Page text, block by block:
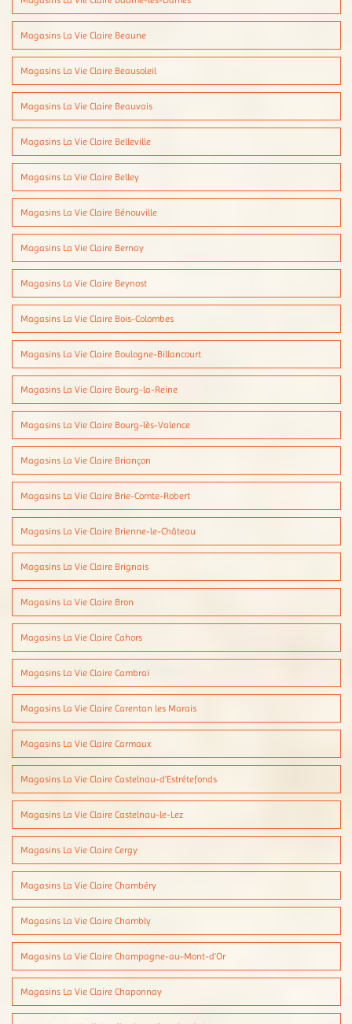
Magasins La Vie Claire Beaune
Magasins La Vie Claire Beausoleil
Magasins La Vie Claire Beauvais
Magasins La Vie Claire Belleville
Magasins La Vie Claire Belley
Magasins La Vie Claire Bénouville
Magasins La Vie Claire Bernay
Magasins La Vie Claire Beynost
Magasins La Vie Claire Bois-Colombes
Magasins La Vie Claire Boulogne-Billancourt
Magasins La Vie Claire Bourg-la-Reine
Magasins La Vie Claire Bourg-lès-Valence
Magasins La Vie Claire Briançon
Magasins La Vie Claire Brie-Comte-Robert
Magasins La Vie Claire Brienne-le-Château
Magasins La Vie Claire Brignais
Magasins La Vie Claire Bron
Magasins La Vie Claire Cahors
Magasins La Vie Claire Cambrai
Magasins La Vie Claire Carentan les Marais
Magasins La Vie Claire Carmaux
Magasins La Vie Claire Castelnau-d'Estrétefonds
Magasins La Vie Claire Castelnau-le-Lez
Magasins La Vie Claire Cergy
Magasins La Vie Claire Chambéry
Magasins La Vie Claire Chambly
Magasins La Vie Claire Champagne-au-Mont-d'Or
Magasins La Vie Claire Chaponnay